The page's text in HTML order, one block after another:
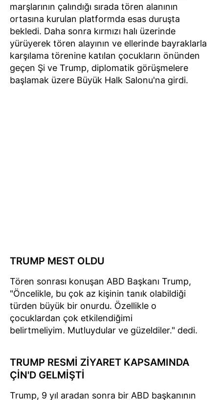
marşlarının çalındığı sırada tören alanının
ortasına kurulan platformda esas duruşta
bekledi. Daha sonra kırmızı halı üzerinde
yürüyerek tören alayının ve ellerinde bayraklarla
karşılama törenine katılan çocukların önünden
geçen Şi ve Trump, diplomatik görüşmelere
başlamak üzere Büyük Halk Salonu'na girdi.
TRUMP MEST OLDU
Tören sonrası konuşan ABD Başkanı Trump,
"Öncelikle, bu çok az kişinin tanık olabildiği
türden büyük bir onurdu. Özellikle o
çocuklardan çok etkilendiğimi
belirtmeliyim. Mutluydular ve güzeldiler." dedi.
TRUMP RESMİ ZİYARET KAPSAMINDA
ÇİN'D GELMİŞTİ
Trump, 9 yıl aradan sonra bir ABD başkanının